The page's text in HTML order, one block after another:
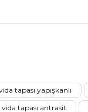
tapası yapışkanlı
vida tapası antrasit